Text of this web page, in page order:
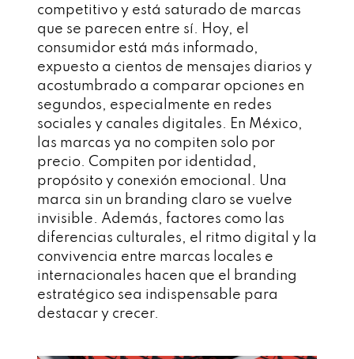
competitivo y está saturado de marcas
que se parecen entre sí. Hoy, el
consumidor está más informado,
expuesto a cientos de mensajes diarios y
acostumbrado a comparar opciones en
segundos, especialmente en redes
sociales y canales digitales. En México,
las marcas ya no compiten solo por
precio. Compiten por identidad,
propósito y conexión emocional. Una
marca sin un branding claro se vuelve
invisible. Además, factores como las
diferencias culturales, el ritmo digital y la
convivencia entre marcas locales e
internacionales hacen que el branding
estratégico sea indispensable para
destacar y crecer.